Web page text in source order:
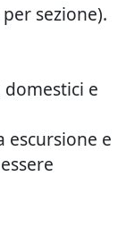
sezione).
e
escursione e